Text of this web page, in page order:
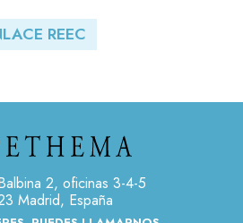
REEC
2, oficinas 3-4-5
Madrid, España